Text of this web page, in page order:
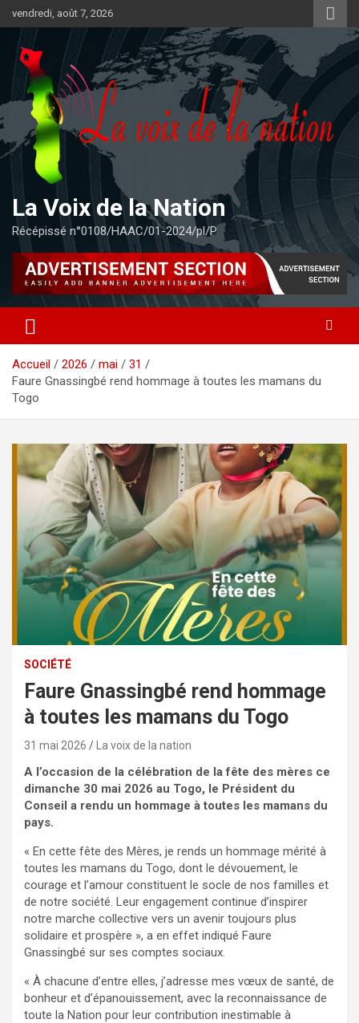
au
contenu
vendredi, août 7, 2026
La Voix de la Nation
Récépissé n°0108/HAAC/01-2024/pl/P
Accueil 2026 mai
31
Faure Gnassingbé rend hommage à toutes les mamans du
Togo
SOCIÉTÉ
Faure Gnassingbé rend hommage
à toutes les mamans du Togo
31 mai 2026 La voix de la nation
A l’occasion de la célébration de la fête des mères ce
dimanche 30 mai 2026 au Togo, le Président du
Conseil a rendu un hommage àtoutes les mamans du
pays.
« En cette fête des Mères, je rends un hommage mérité à
toutes les mamans du Togo, dont le dévouement, le
courage et l’amour constituent le socle de nos familles et
de notre société. Leur engagement continue d’inspirer
notre marche collective vers un avenir toujours plus
solidaire et prospère », a en effet indiqué Faure
Gnassingbé sur ses comptes sociaux.
« À chacune d’entre elles, j’adresse mes vœux de santé, de
bonheur et d’épanouissement, avec la reconnaissance de
toute la Nation pour leur contribution inestimable à